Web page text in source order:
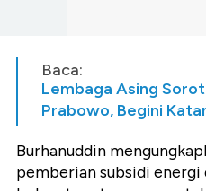
Baca:
Lembaga Asing
Prabowo, Begini
Burhanuddin
pemberian subsidi energi